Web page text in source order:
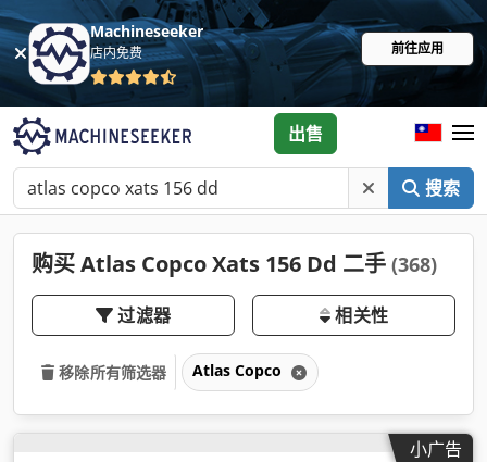
Machineseeker
店内免费 前往应用
搜索
出售
购买 Atlas Copco Xats 156 Dd 二手 (368)
过滤器 相关性
移除所有筛选器 Atlas Copco
小广告